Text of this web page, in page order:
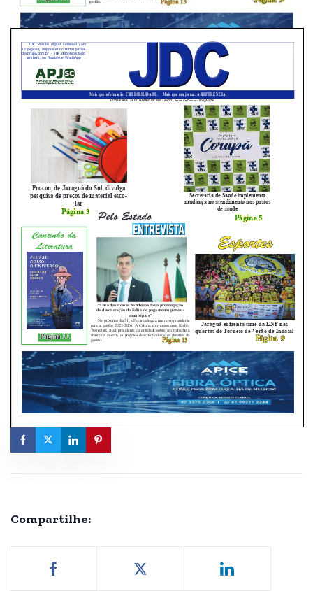
Compartilhe: